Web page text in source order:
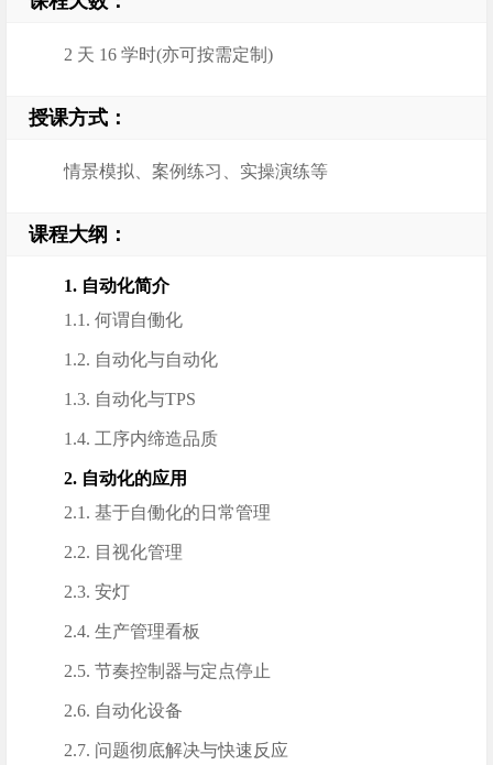
2 天 16 学时(亦可按需定制)
授课方式：
情景模拟、案例练习、实操演练等
课程大纲：
1. 自动化简介
1.1. 何谓自働化
1.2. 自动化与自动化
1.3. 自动化与TPS
1.4. 工序内缔造品质
2. 自动化的应用
2.1. 基于自働化的日常管理
2.2. 目视化管理
2.3. 安灯
2.4. 生产管理看板
2.5. 节奏控制器与定点停止
2.6. 自动化设备
2.7. 问题彻底解决与快速反应